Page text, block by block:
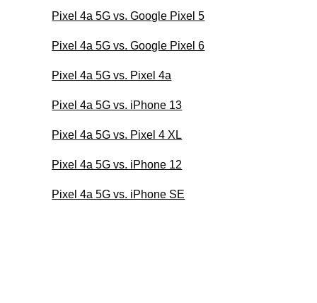
Pixel 4a 5G vs. Google Pixel 5
Pixel 4a 5G vs. Google Pixel 6
Pixel 4a 5G vs. Pixel 4a
Pixel 4a 5G vs. iPhone 13
Pixel 4a 5G vs. Pixel 4 XL
Pixel 4a 5G vs. iPhone 12
Pixel 4a 5G vs. iPhone SE